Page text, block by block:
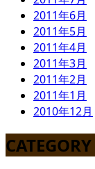
2011年6月
2011年5月
2011年4月
2011年3月
2011年2月
2011年1月
2010年12月
CATEGORY